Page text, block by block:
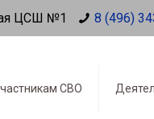
ЦСШ №1 8 (496)
СВО